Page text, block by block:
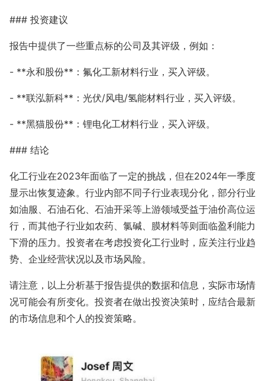
### 投资建议
报告中提供了一些重点标的公司及其评级，例如：
- **永和股份**：氟化工新材料行业，买入评级。
- **联泓新科**：光伏/风电/氢能材料行业，买入评级。
- **黑猫股份**：锂电化工材料行业，买入评级。
### 结论
化工行业在2023年面临了一定的挑战，但在2024年一季度
显示出恢复迹象。行业内部不同子行业表现分化，部分行业
如油服、石油石化、石油开采等上游领域受益于油价高位运
行，而其他子行业如农药、氯碱、膜材料等则面临盈利能力
下滑的压力。投资者在考虑投资化工行业时，应关注行业趋
势、企业经营状况以及市场风险。
请注意，以上分析基于报告提供的数据和信息，实际市场情
况可能会有所变化。投资者在做出投资决策时，应结合最新
的市场信息和个人的投资策略。